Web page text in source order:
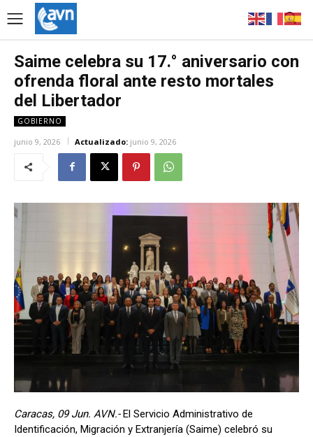
Saime celebra su 17.° aniversario con
ofrenda floral ante resto mortales
del Libertador
GOBIERNO
junio 9, 2026 Actualizado: junio 9, 2026
Caracas, 09 Jun. AVN.-El Servicio Administrativo de
Identificación, Migración y Extranjería (Saime) celebró su